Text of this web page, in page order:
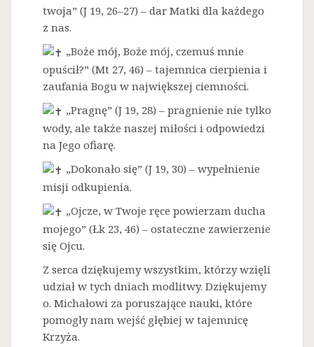
twoja” (J 19, 26–27) – dar Matki dla każdego
z nas.
„Boże mój, Boże mój, czemuś mnie
opuścił?” (Mt 27, 46) – tajemnica cierpienia i
zaufania Bogu w największej ciemności.
„Pragnę” (J 19, 28) – pragnienie nie tylko
wody, ale także naszej miłości i odpowiedzi
na Jego ofiarę.
„Dokonało się” (J 19, 30) – wypełnienie
misji odkupienia.
„Ojcze, w Twoje ręce powierzam ducha
mojego” (Łk 23, 46) – ostateczne zawierzenie
się Ojcu.
Z serca dziękujemy wszystkim, którzy wzięli
udział w tych dniach modlitwy. Dziękujemy
o. Michałowi za poruszające nauki, które
pomogły nam wejść głębiej w tajemnicę
Krzyża.